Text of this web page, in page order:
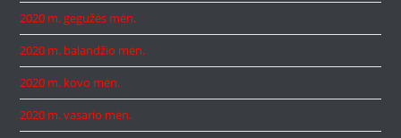
2020 m. gegužės mėn.
2020 m. balandžio mėn.
2020 m. kovo mėn.
2020 m. vasario mėn.